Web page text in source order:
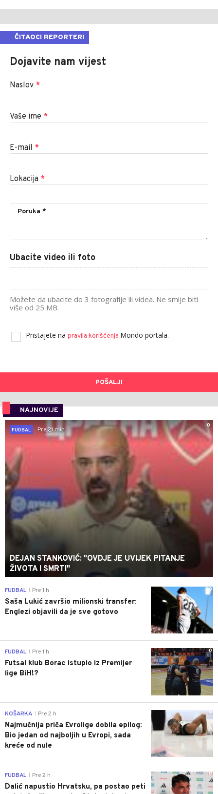
ČITAOCI REPORTERI
Dojavite nam vijest
Naslov *
Vaše ime *
E-mail *
Lokacija *
Ubacite video ili foto
Možete da ubacite do 3 fotografije ili videa. Ne smije biti
više od 25 MB.
Pristajete na pravila korišćenja Mondo portala.
POŠALJI
NAJNOVIJE
0
FUDBAL
Pre 21 min
DEJAN STANKOVIĆ: "OVDJE JE UVIJEK PITANJE
ŽIVOTA I SMRTI"
0
FUDBAL Pre 1 h
Saša Lukić završio milionski transfer:
Englezi objavili da je sve gotovo
0
FUDBAL Pre 1 h
Futsal klub Borac istupio iz Premijer
lige BiH!?
0
KOŠARKA Pre 2 h
Najmučnija priča Evrolige dobila epilog:
Bio jedan od najboljih u Evropi, sada
kreće od nule
0
FUDBAL Pre 2 h
Dalić napustio Hrvatsku, pa postao peti